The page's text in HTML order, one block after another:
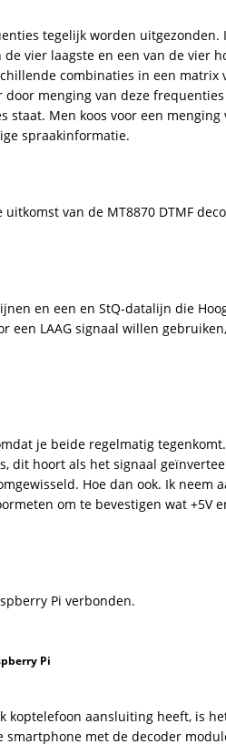
tegelijk worden uitgezonden.
vier laagste en een van de vier
combinaties in een matrix
menging van deze
Men koos voor een menging
spraakinformatie.
van de MT8870 DTMF
en een en StQ-datalijn die
een LAAG signaal willen
je beide regelmatig
dit hoort als het signaal
Hoe dan ook. Ik neem
om te bevestigen wat +5V
Pi verbonden.
Pi
koptelefoon aansluiting heeft, is
met de decoder